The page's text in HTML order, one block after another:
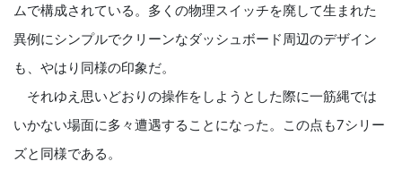
ムで構成されている。多くの物理スイッチを廃して生まれた
異例にシンプルでクリーンなダッシュボード周辺のデザイン
も、やはり同様の印象だ。
それゆえ思いどおりの操作をしようとした際に一筋縄では
いかない場面に多々遭遇することになった。この点も7シリー
ズと同様である。